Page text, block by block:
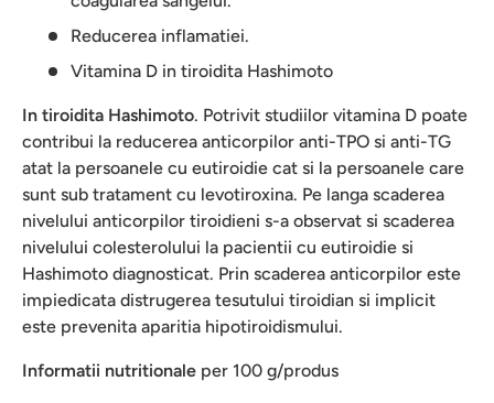
Reducerea inflamatiei.
Vitamina D in tiroidita Hashimoto
In tiroidita Hashimoto. Potrivit studiilor vitamina D poate
contribui la reducerea anticorpilor anti-TPO si anti-TG
atat la persoanele cu eutiroidie cat si la persoanele care
sunt sub tratament cu levotiroxina. Pe langa scaderea
nivelului anticorpilor tiroidieni s-a observat si scaderea
nivelului colesterolului la pacientii cu eutiroidie si
Hashimoto diagnosticat. Prin scaderea anticorpilor este
impiedicata distrugerea tesutului tiroidian si implicit
este prevenita aparitia hipotiroidismului.
Informatii nutritionale per 100 g/produs